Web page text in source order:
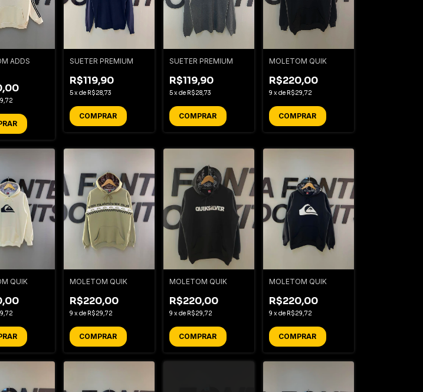
ADDS
SUETER PREMIUM
R$119,90
5xde R$28,73
COMPRAR
SUETER PREMIUM
R$119,90
5xde R$28,73
COMPRAR
MOLETOM QUIK
R$220,00
9 xde R$29,72
COMPRAR
QUIK MOLETOM QUIK
R$220,00
9 xde R$29,72
COMPRAR
MOLETOM QUIK
R$220,00
9 xde R$29,72
COMPRAR
MOLETOM QUIK
R$220,00
9 xde R$29,72
COMPRAR